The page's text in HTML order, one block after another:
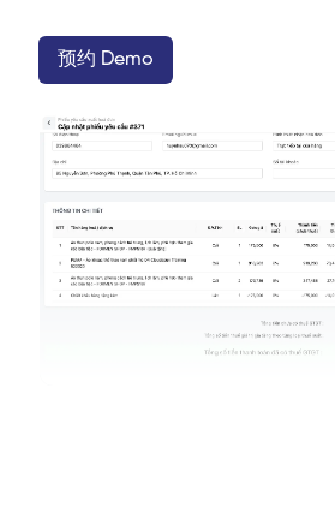
预约 Demo